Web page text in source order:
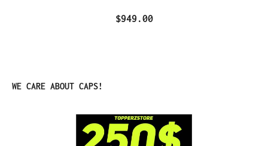
$949.00
Omitir la galería de productos
WE CARE ABOUT CAPS!